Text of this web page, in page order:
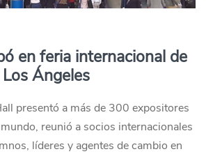
en feria internacional de
Ángeles
presentó a más de 300 expositores
reunió a socios internacionales
líderes y agentes de cambio en